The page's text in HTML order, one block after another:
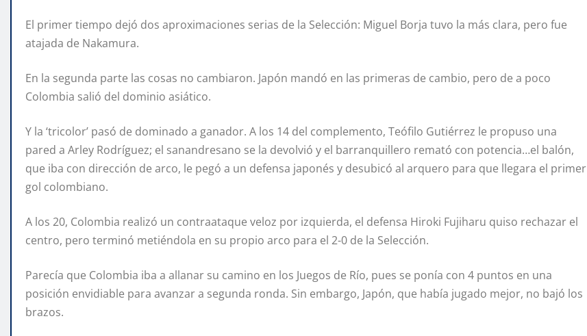
El primer tiempo dejó dos aproximaciones serias de la Selección: Miguel Borja tuvo la más clara, pero fue
atajada de Nakamura.
En la segunda parte las cosas no cambiaron. Japón mandó en las primeras de cambio, pero de a poco
Colombia salió del dominio asiático.
Y la ‘tricolor’ pasó de dominado a ganador. A los 14 del complemento, Teófilo Gutiérrez le propuso una
pared a Arley Rodríguez; el sanandresano se la devolvió y el barranquillero remató con potencia…el balón,
que iba con dirección de arco, le pegó a un defensa japonés y desubicó al arquero para que llegara el primer
gol colombiano.
A los 20, Colombia realizó un contraataque veloz por izquierda, el defensa Hiroki Fujiharu quiso rechazar el
centro, pero terminó metiéndola en su propio arco para el 2-0 de la Selección.
Parecía que Colombia iba a allanar su camino en los Juegos de Río, pues se ponía con 4 puntos en una
posición envidiable para avanzar a segunda ronda. Sin embargo, Japón, que había jugado mejor, no bajó los
brazos.